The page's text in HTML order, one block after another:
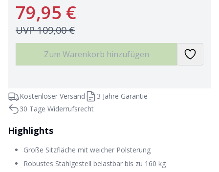
79,95 €
UVP109,00 €
Zum Warenkorb hinzufügen
Kostenloser Versand
3 Jahre Garantie
30 Tage Widerrufsrecht
Highlights
Große Sitzfläche mit weicher Polsterung
Robustes Stahlgestell belastbar bis zu 160 kg